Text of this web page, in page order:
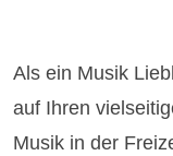
Als ein Musik
auf Ihren
Musik in der